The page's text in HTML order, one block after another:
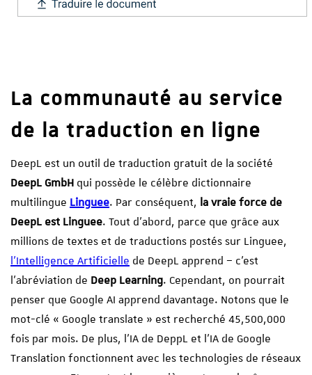
La communauté au service
de la traduction en ligne
DeepL est un outil de traduction gratuit de la société
DeepL GmbH qui possède le célèbre dictionnaire
multilingue Linguee. Par conséquent, la vraie force de
DeepL est Linguee. Tout d’abord, parce que grâce aux
millions de textes et de traductions postés sur Linguee,
l’Intelligence Artificielle de DeepL apprend – c’est
l’abréviation de Deep Learning. Cependant, on pourrait
penser que Google AI apprend davantage. Notons que le
mot-clé « Google translate » est recherché 45,500,000
fois par mois. De plus, l’IA de DeppL et l’IA de Google
Translation fonctionnent avec les technologies de réseaux